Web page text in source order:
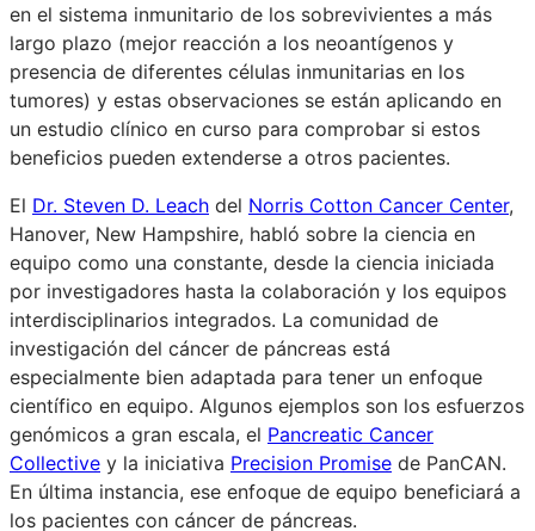
en el sistema inmunitario de los sobrevivientes a más
largo plazo (mejor reacción a los neoantígenos y
presencia de diferentes células inmunitarias en los
tumores) y estas observaciones se están aplicando en
un estudio clínico en curso para comprobar si estos
beneficios pueden extenderse a otros pacientes.
El Dr. Steven D. Leach del Norris Cotton Cancer Center,
Hanover, New Hampshire, habló sobre la ciencia en
equipo como una constante, desde la ciencia iniciada
por investigadores hasta la colaboración y los equipos
interdisciplinarios integrados. La comunidad de
investigación del cáncer de páncreas está
especialmente bien adaptada para tener un enfoque
científico en equipo. Algunos ejemplos son los esfuerzos
genómicos a gran escala, el Pancreatic Cancer
Collective y la iniciativa Precision Promise de PanCAN.
En última instancia, ese enfoque de equipo beneficiará a
los pacientes con cáncer de páncreas.